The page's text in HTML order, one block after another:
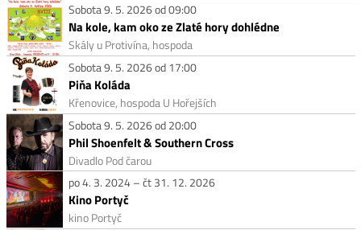
Sobota 9. 5. 2026 od 09:00
Na kole, kam oko ze Zlaté hory dohlédne
Skály u Protivína, hospoda
Sobota 9. 5. 2026 od 17:00
Piňa Koláda
Křenovice, hospoda U Hořejších
Sobota 9. 5. 2026 od 20:00
Phil Shoenfelt & Southern Cross
Divadlo Pod čarou
po 4. 3. 2024 – čt 31. 12. 2026
Kino Portyč
kino Portyč